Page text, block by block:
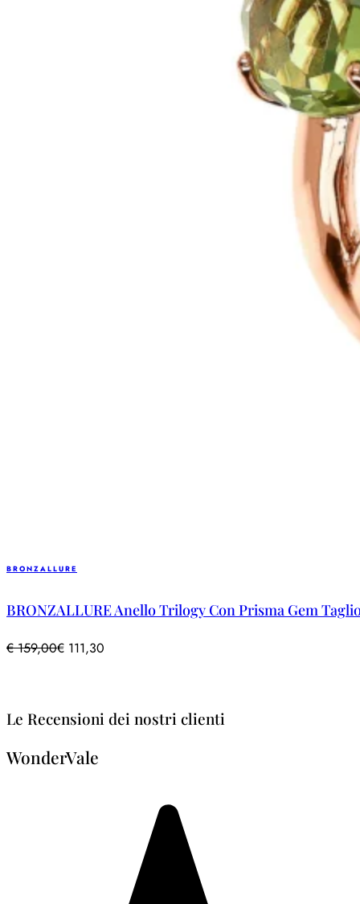
BRONZALLURE
BRONZALLURE Anello Trilogy Con Prisma Gem
€159,00€ 111,30
Le Recensioni dei nostri clienti
WonderVale